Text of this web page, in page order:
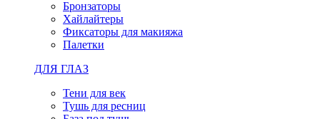
Бронзаторы
Хайлайтеры
Фиксаторы для макияжа
Палетки
ДЛЯ ГЛАЗ
Тени для век
Тушь для ресниц